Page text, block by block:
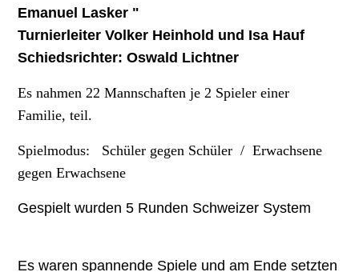
Emanuel Lasker "
Turnierleiter Volker Heinhold und Isa Hauf
Schiedsrichter: Oswald Lichtner
Es nahmen 22 Mannschaften je 2 Spieler einer
Familie, teil.
Spielmodus: Schüler gegen Schüler /Erwachsene
gegen Erwachsene
Gespielt wurden 5 Runden Schweizer System
Es waren spannende Spiele und am Ende setzten